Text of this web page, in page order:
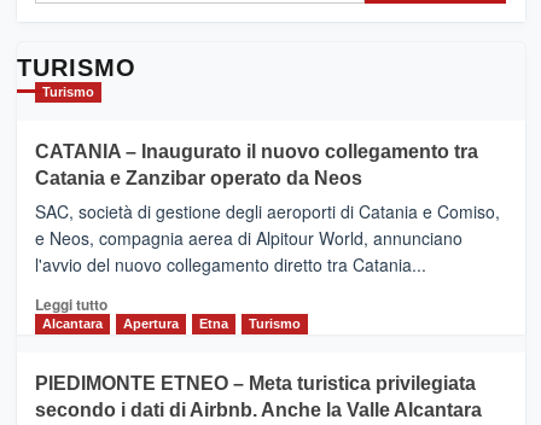
e
di
TURISMO
Turismo
CATANIA – Inaugurato il nuovo collegamento tra
Catania e Zanzibar operato da Neos
SAC, società di gestione degli aeroporti di Catania e Comiso,
e Neos, compagnia aerea di Alpitour World, annunciano
l'avvio del nuovo collegamento diretto tra Catania...
Leggi tuttoLeggi
CATANIA
–
Alcantara Apertura Etna Turismo
PIEDIMONTE ETNEO – Meta turistica privilegiata
secondo i dati di Airbnb. Anche la Valle Alcantara